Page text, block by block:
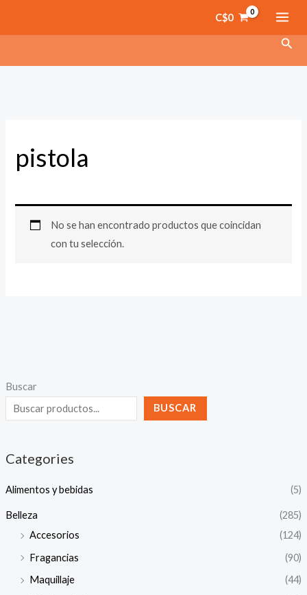
C$0
Buscar
BUSCAR
Categories
Alimentos y bebidas (5)
Belleza
(285)
Accesorios
(124)
Fragancias
(90)
Maquillaje
(44)
pistola
No se han encontrado productos que coincidan
con tu selección.